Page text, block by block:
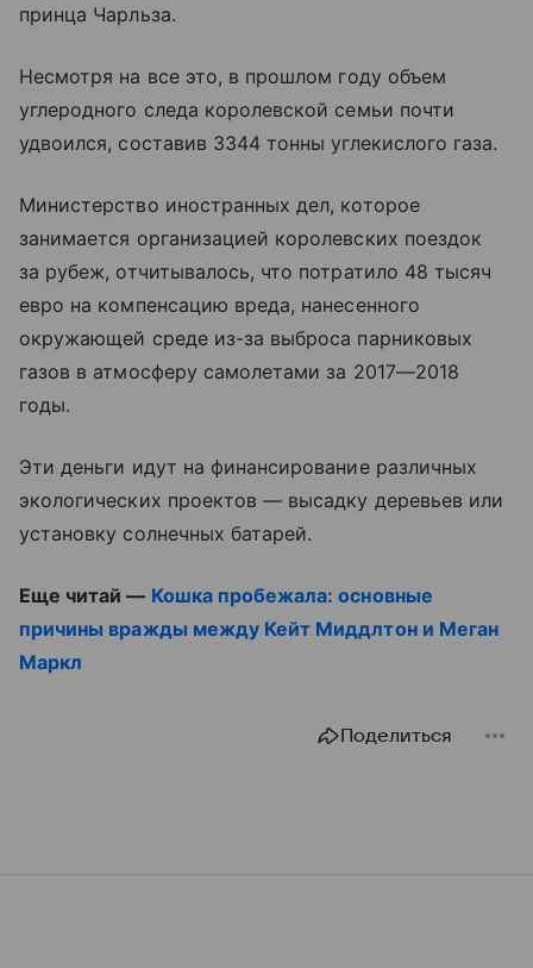
принца Чарльза.
Несмотря на все это, в прошлом году объем
углеродного следа королевской семьи почти
удвоился, составив 3344 тонны углекислого газа.
Министерство иностранных дел, которое
занимается организацией королевских поездок
за рубеж, отчитывалось, что потратило 48 тысяч
евро на компенсацию вреда, нанесенного
окружающей среде из-за выброса парниковых
газов в атмосферу самолетами за 2017—2018
годы.
Эти деньги идут на финансирование различных
экологических проектов — высадку деревьев или
установку солнечных батарей.
Еще читай — Кошка пробежала: основные
причины вражды между Кейт Миддлтон и Меган
Маркл
Поделиться